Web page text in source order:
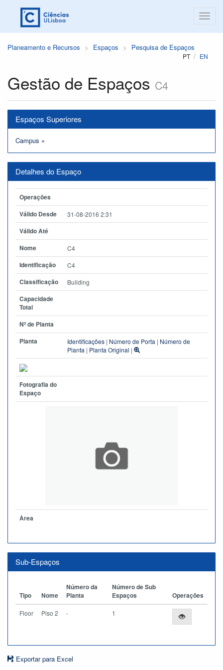
Planeamento e Recursos Espaços Pesquisa de Espaços
PT EN
Gestão de Espaços C4
Espaços Superiores
Campus »
Detalhes do Espaço
Operações
Válido Desde
31-08-2016 2:31
Válido Até
Nome
C4
Identificação C4
Classificação Building
Capacidade
Total
Nº de Planta
Planta
Identificações | Número de Porta | Número de
Planta | Planta Original |
Fotografia do
Espaço
Àrea
Sub-Espaços
Tipo Nome
Número da
Planta
Número de Sub
Espaços
Operações
Floor Piso 2 - 1
Exportar para Excel